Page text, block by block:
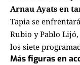
Arnau Ayats en
Tapia se
Rubio y Pablo
los siete
Más figuras en